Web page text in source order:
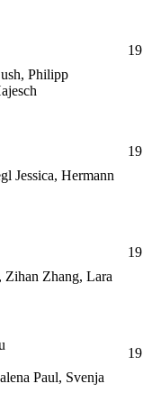
Philipp
19
Jessica, Hermann
19
Zihan Zhang, Lara
19
Paul, Svenja
19